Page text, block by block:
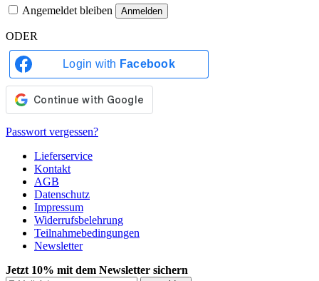
Angemeldet bleiben Anmelden
ODER
Login with Facebook
Passwort vergessen?
Lieferservice
Kontakt
AGB
Datenschutz
Impressum
Widerrufsbelehrung
Teilnahmebedingungen
Newsletter
Jetzt 10% mit dem Newsletter sichern